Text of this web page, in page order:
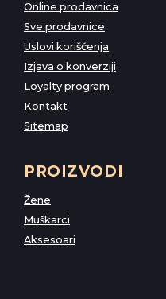
Online prodavnica
Sve prodavnice
Uslovi korišćenja
Izjava o konverziji
Loyalty program
Kontakt
Sitemap
PROIZVODI
Žene
Muškarci
Aksesoari